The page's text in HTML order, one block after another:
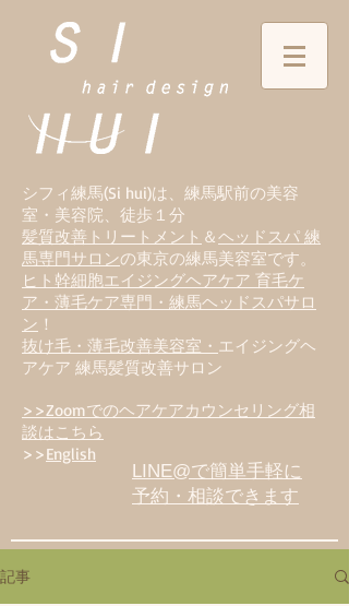
シフィ練馬(Si hui)は、 練馬駅前の美容
室・美容院、徒歩１分
髪質改善トリートメント ＆ヘッドスパ 練
馬専門サロンの東京の練馬美容室です。
ヒト幹細胞エイジングヘアケア 育毛ケ
ア・薄毛ケア専門・練馬ヘッドスパサロ
ン ！
抜け毛・薄毛改善美容室・ エイジングヘ
アケア 練馬髪質改善サロン
>>Zoomでのヘアケアカウンセリング相
談はこちら
>>English
LINE@で簡単手軽に
予約・相談できます
記事